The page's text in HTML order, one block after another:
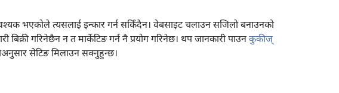
भएकोले त्यसलाई इन्कार गर्न सकिँदैन। वेबसाइट चलाउन सजिलो बनाउनको
गरिनेछैन न त मार्केटिङ गर्न नै प्रयोग गरिनेछ। थप जानकारी पाउनकुकीज्
सेटिङ मिलाउन सक्नुहुन्छ।
सर्तहरू गोपनीयता सेटिङहरू